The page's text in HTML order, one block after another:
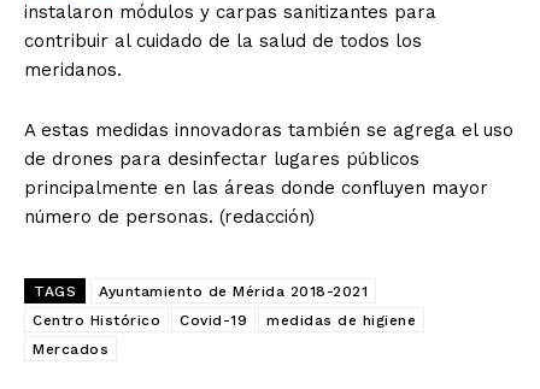
instalaron módulos y carpas sanitizantes para
contribuir al cuidado de la salud de todos los
meridanos.
A estas medidas innovadoras también se agrega el uso
de drones para desinfectar lugares públicos
principalmente en las áreas donde confluyen mayor
número de personas. (redacción)
TAGS
Ayuntamiento de Mérida 2018-2021
Centro Histórico
Covid-19
medidas de higiene
Mercados